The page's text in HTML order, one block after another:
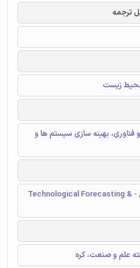
ترجمه
زیست
بهینه سازی سیستم ها و
پیش بینی نوآوری و تغییر اجتماعی - Technological Forecasting &
علم و صنعت، کره